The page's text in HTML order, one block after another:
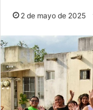
2 de mayo de 2025